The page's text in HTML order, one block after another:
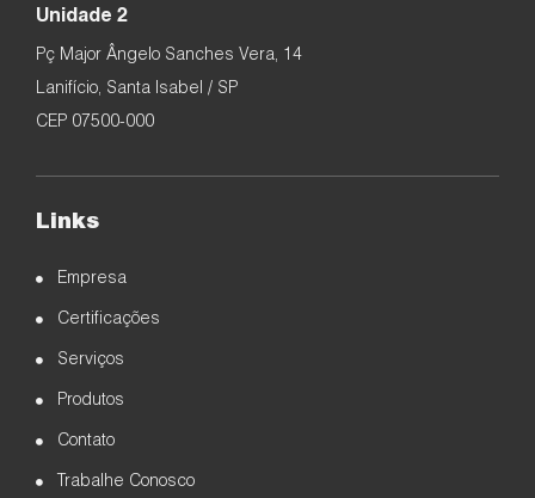
Unidade 2
Pç Major Ângelo Sanches Vera, 14
Lanifício, Santa Isabel / SP
CEP 07500-000
Links
Empresa
Certificações
Serviços
Produtos
Contato
Trabalhe Conosco